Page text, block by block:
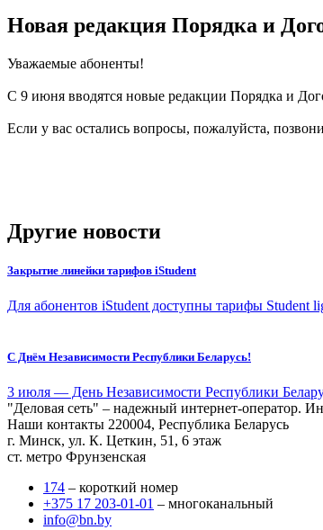
Новая редакция Порядка и
Уважаемые абоненты!
С 9 июня вводятся новые редакции Порядка и
Если у вас остались вопросы, пожалуйста,
Другие новости
Закрытие линейки тарифов iStudent
Для абонентов iStudent доступны тарифы Student
С Днём Независимости Республики Беларусь!
3 июля — День Независимости Республики
"Деловая сеть" – надежный интернет-оператор.
Наши контакты 220004, Республика Беларусь
г. Минск, ул. К. Цеткин, 51, 6 этаж
ст. метро Фрунзенская
174 – короткий номер
+375 17 203-01-01 – многоканальный
info@bn.by